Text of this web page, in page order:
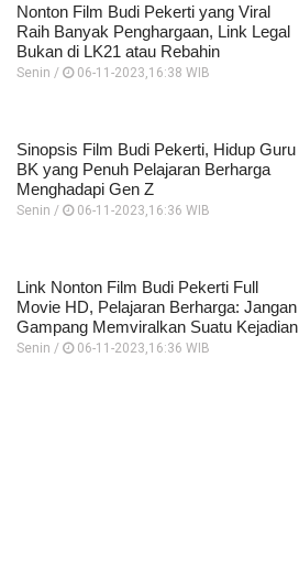
Nonton Film Budi Pekerti yang Viral
Raih Banyak Penghargaan, Link Legal
Bukan di LK21 atau Rebahin
Senin / 06-11-2023,16:38 WIB
Sinopsis Film Budi Pekerti, Hidup Guru
BK yang Penuh Pelajaran Berharga
Menghadapi Gen Z
Senin / 06-11-2023,16:36 WIB
Link Nonton Film Budi Pekerti Full
Movie HD, Pelajaran Berharga: Jangan
Gampang Memviralkan Suatu Kejadian
Senin / 06-11-2023,16:36 WIB